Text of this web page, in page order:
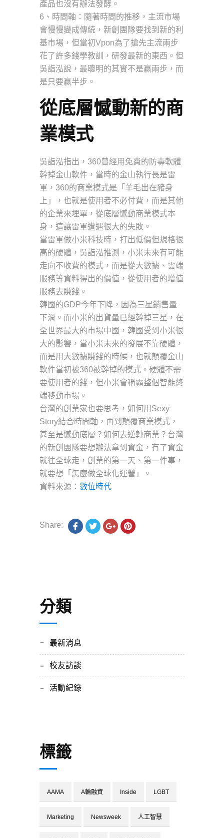
產品也沒有辦法發酵。
6、時間軸：隨著時間的推移，主流市場
會慢慢變成傳統，新創團隊要找到新的利
基市場，但當初Vpon為了搶先主流兩步
花了許多錢學教訓，研發最新的東西。但
吳詣泓說，最聰明的其實不是贏兩步，而
是只要贏半步。
從底層憾動新的商
業模式
吳詣泓指出，360曾經用免費的防毒軟體
幹掉金山軟件，當時的金山執行長是雷
軍，360的商業模式是「羊毛出在豬身
上」，也就是使用者不必付費，而是其他
的企業來埋單，從底層憾動商業模式本
身，這讓雷軍遭遇很大的失敗。
當雷軍做小米科技時，打出低價但規格很
高的硬體，吳詣泓推測，小米未來有可能
走向不收費的模式，而是從大數據、雲端
服務等資料得出的價值，從使用者的增值
服務去賺錢。
韓國的GDP今年下降，因為三星銷售量
下滑。而小米的出貨量已經幹掉三星，在
全世界最大的市場中國，韓國受到小米很
大的影響，當小米未來的發展不靠硬體，
而是用大數據賺錢的時候，也就顛覆金山
軟件當初被360被幹掉的模式。硬體不需
要使用者的錢，但小米會稱霸整個智能終
端移動市場。
台灣的創業家也要思考，如何用Sexy
Story結合時間軸，再到顛覆商業模式，
甚至是憾動底層？如何去逆轉商業？台灣
的新創團隊要想辦法拿到資金，有了資金
就往全球走，創業的第一天、第一件事，
就要想「怎麼做全球化運營」。
資料來源： 數位時代
Share:
分類
最新消息
校友訪談
活動紀錄
標籤
AAMA A輪融資 Inside LGBT
Marketing Newsweek 人工智慧